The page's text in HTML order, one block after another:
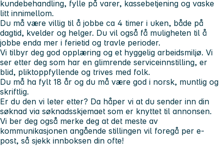
kundebehandling, fylle på varer, kassebetjening og vaske
litt innimellom.
Du må være villig til å jobbe ca 4 timer i uken, både på
dagtid, kvelder og helger. Du vil også få muligheten til å
jobbe enda mer i ferietid og travle perioder.
Vi tilbyr deg god opplæring og et hyggelig arbeidsmiljø. Vi
ser etter deg som har en glimrende serviceinnstilling, er
blid, pliktoppfyllende og trives med folk.
Du må ha fylt 18 år og du må være god i norsk, muntlig og
skriftlig.
Er du den vi leter etter? Da håper vi at du sender inn din
søknad via søknadsskjemaet som er knyttet til annonsen.
Vi ber deg også merke deg at det meste av
kommunikasjonen angående stillingen vil foregå per e-
post, så sjekk innboksen din ofte!